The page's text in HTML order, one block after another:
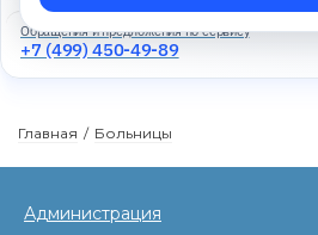
Обращения и предложения по сервису
+7 (499) 450-49-89
Главная / Больницы
Администрация